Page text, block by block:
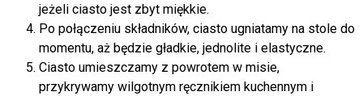
jeżeli ciasto jest zbyt miękkie.
Po połączeniu składników, ciasto ugniatamy na stole do
momentu, aż będzie gładkie, jednolite i elastyczne.
Ciasto umieszczamy z powrotem w misie,
przykrywamy wilgotnym ręcznikiem kuchennym i